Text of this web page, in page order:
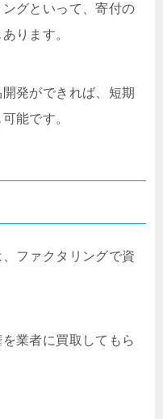
グといって、寄付の
ります。
発ができれば、短期
能です。
ファクタリングで資
業者に買取してもら